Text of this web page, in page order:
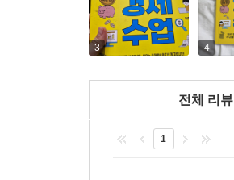
3 4
전체 리뷰
1